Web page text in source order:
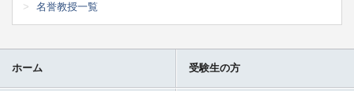
名誉教授一覧
ホーム 受験生の方